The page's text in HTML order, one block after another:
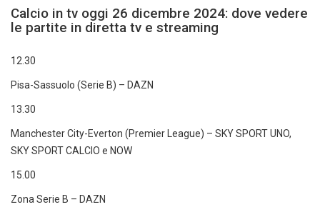
Calcio in tv oggi 26 dicembre 2024: dove vedere
le partite in diretta tv e streaming
12.30
Pisa-Sassuolo (Serie B) – DAZN
13.30
Manchester City-Everton (Premier League) – SKY SPORT UNO,
SKY SPORT CALCIO e NOW
15.00
Zona Serie B – DAZN